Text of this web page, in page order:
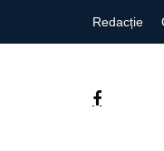
Redacție